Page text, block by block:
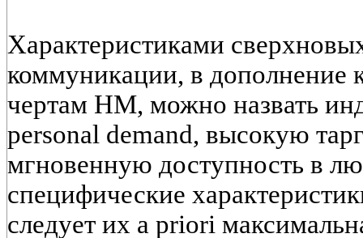
Характеристиками
коммуникации, в
чертам НМ, можно назвать
personal demand, высокую
мгновенную доступность в
специфические
следует их a priori